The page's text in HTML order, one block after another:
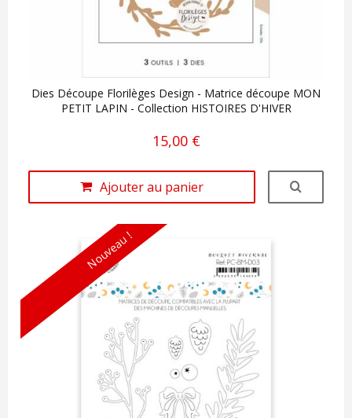
Dies Découpe Florilèges Design - Matrice découpe MON
PETIT LAPIN - Collection HISTOIRES D'HIVER
15,00 €
Ajouter au panier
Nouveau !